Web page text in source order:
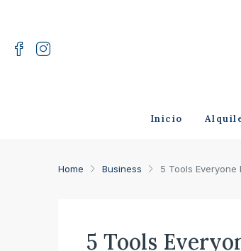
Inicio
Home Business 5 Tools Everyone
5 Tools